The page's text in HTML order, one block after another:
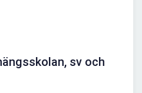
sv och